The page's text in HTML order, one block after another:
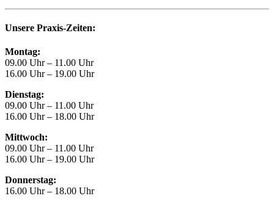
Unsere Praxis-Zeiten:
Montag:
09.00 Uhr – 11.00 Uhr
16.00 Uhr – 19.00 Uhr
Dienstag:
09.00 Uhr – 11.00 Uhr
16.00 Uhr – 18.00 Uhr
Mittwoch:
09.00 Uhr – 11.00 Uhr
16.00 Uhr – 19.00 Uhr
Donnerstag:
16.00 Uhr – 18.00 Uhr